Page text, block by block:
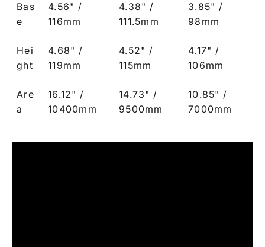
Bas
e
4.56" /
116mm
4.38" /
111.5mm
3.85" /
98mm
Hei
ght
4.68" /
119mm
4.52" /
115mm
4.17" /
106mm
Are
a
16.12" /
10400mm
14.73" /
9500mm
10.85" /
7000mm